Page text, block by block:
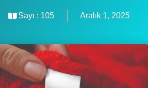
Sayı : 105 Aralık 1, 2025